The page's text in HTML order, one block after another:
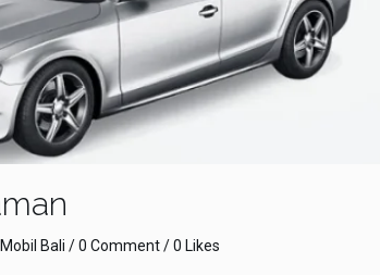
Bali /0 Comment/ 0 Likes